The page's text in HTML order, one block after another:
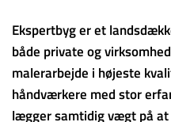
Ekspertbyg er et
både private og
malerarbejde i højeste
håndværkere med stor
lægger samtidig vægt på at